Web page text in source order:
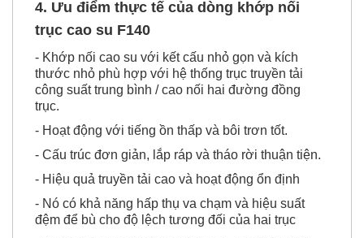
trục cao su F140
- Khớp nối cao su với kết cấu nhỏ gọn và kích
thước nhỏ phù hợp với hệ thống trục truyền tải
công suất trung bình / cao nối hai đường đồng
trục.
- Hoạt động với tiếng ồn thấp và bôi trơn tốt.
- Cấu trúc đơn giản, lắp ráp và tháo rời thuận tiện.
- Hiệu quả truyền tải cao và hoạt động ổn định
- Nó có khả năng hấp thụ va chạm và hiệu suất
đệm để bù cho độ lệch tương đối của hai trục
- Khớp nối cao su với độ bền cao, hoạt động với